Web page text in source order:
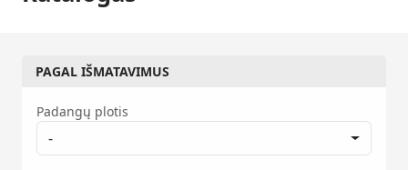
PAGAL IŠMATAVIMUS
Padangų plotis
-